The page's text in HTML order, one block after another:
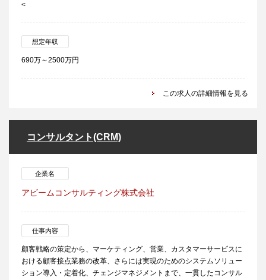
<
想定年収
690万～2500万円
この求人の詳細情報を見る
コンサルタント(CRM)
企業名
アビームコンサルティング株式会社
仕事内容
顧客戦略の策定から、マーケティング、営業、カスタマーサービスに
おける顧客接点業務の改革、さらには実現のためのシステムソリュー
ション導入・定着化、チェンジマネジメントまで、一貫したコンサル